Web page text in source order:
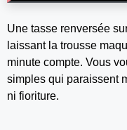
Une tasse renversée
laissant la trousse
minute compte. Vous
simples qui paraissent
ni fioriture.